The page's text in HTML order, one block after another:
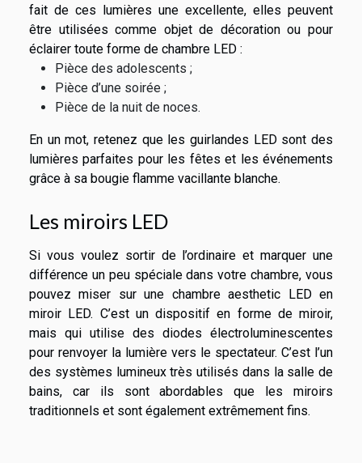
fait de ces lumières une excellente, elles peuvent
être utilisées comme objet de décoration ou pour
éclairer toute forme de chambre LED :
Pièce des adolescents ;
Pièce d’une soirée ;
Pièce de la nuit de noces.
En un mot, retenez que les guirlandes LED sont des
lumières parfaites pour les fêtes et les événements
grâce à sa bougie flamme vacillante blanche.
Les miroirs LED
Si vous voulez sortir de l’ordinaire et marquer une
différence un peu spéciale dans votre chambre, vous
pouvez miser sur une chambre aesthetic LED en
miroir LED. C’est un dispositif en forme de miroir,
mais qui utilise des diodes électroluminescentes
pour renvoyer la lumière vers le spectateur. C’est l’un
des systèmes lumineux très utilisés dans la salle de
bains, car ils sont abordables que les miroirs
traditionnels et sont également extrêmement fins.